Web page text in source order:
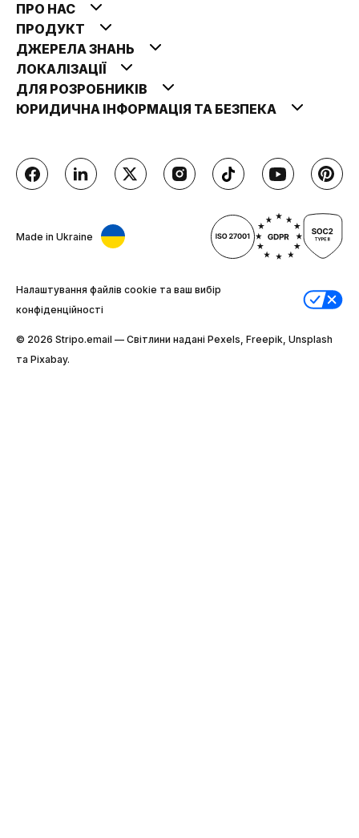
ПРО НАС
ПРОДУКТ
ДЖЕРЕЛА ЗНАНЬ
ЛОКАЛІЗАЦІЇ
ДЛЯ РОЗРОБНИКІВ
ЮРИДИЧНА ІНФОРМАЦІЯ ТА БЕЗПЕКА
Made in Ukraine
Налаштування файлів cookie та ваш вибір
конфіденційності
© 2026 Stripо.email — Світлини надані Pexels, Freepik, Unsplash
та Pixabay.